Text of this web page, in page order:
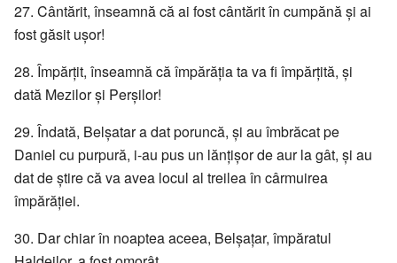
27. Cântărit, înseamnă că ai fost cântărit în cumpănă și ai
fost găsit ușor!
28. Împărțit, înseamnă că împărăția ta va fi împărțită, și
dată Mezilor și Perșilor!
29. Îndată, Belșatar a dat poruncă, și au îmbrăcat pe
Daniel cu purpură, i-au pus un lănțișor de aur la gât, și au
dat de știre că va avea locul al treilea în cârmuirea
împărăției.
30. Dar chiar în noaptea aceea, Belșațar, împăratul